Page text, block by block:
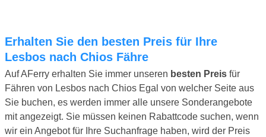
Erhalten Sie den besten Preis für Ihre
Lesbos nach Chios Fähre
Auf AFerry erhalten Sie immer unseren besten Preis für
Fähren von Lesbos nach Chios Egal von welcher Seite aus
Sie buchen, es werden immer alle unsere Sonderangebote
mit angezeigt. Sie müssen keinen Rabattcode suchen, wenn
wir ein Angebot für Ihre Suchanfrage haben, wird der Preis